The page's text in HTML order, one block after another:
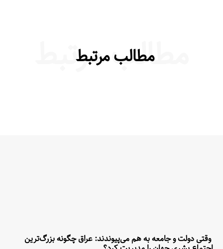
مطالب مرتبط
مطالب مرتبط
وقتی دولت و جامعه به هم می‌پیوندند: عراق چگونه بزرگ‌ترین